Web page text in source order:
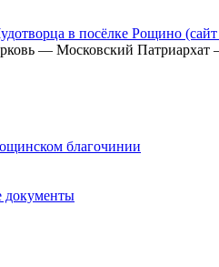
в посёлке Рощино
— Московский Патриархат
благочинии